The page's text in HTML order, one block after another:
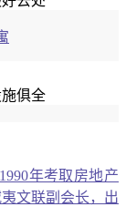
俱全
年考取房地产
文联副会长，出